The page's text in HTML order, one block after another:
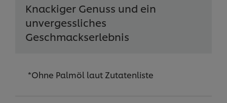
Knackiger Genuss und ein
unvergessliches
Geschmackserlebnis
*Ohne Palmöl laut Zutatenliste